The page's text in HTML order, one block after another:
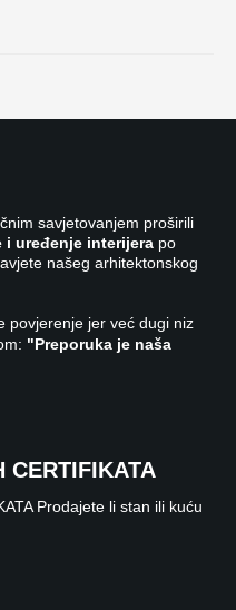
savjetovanjem proširili
i uređenje interijera po
našeg arhitektonskog
povjerenje jer već dugi niz
"Preporuka je naša
CERTIFIKATA
Prodajete li stan ili kuću